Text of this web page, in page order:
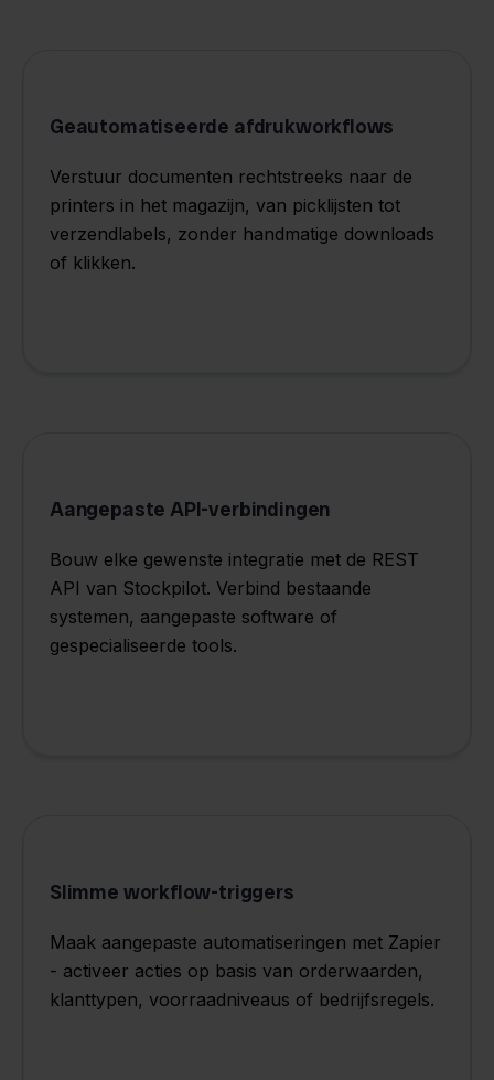
Geautomatiseerde afdrukworkflows
Verstuur documenten rechtstreeks naar de
printers in het magazijn, van picklijsten tot
verzendlabels, zonder handmatige downloads
of klikken.
Aangepaste API-verbindingen
Bouw elke gewenste integratie met de REST
API van Stockpilot. Verbind bestaande
systemen, aangepaste software of
gespecialiseerde tools.
Slimme workflow-triggers
Maak aangepaste automatiseringen met Zapier
- activeer acties op basis van orderwaarden,
klanttypen, voorraadniveaus of bedrijfsregels.